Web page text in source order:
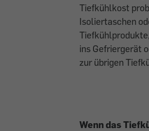
Tiefkühlkost
Isoliertaschen
ins Gefriergerät
zur übrigen
Wenn das